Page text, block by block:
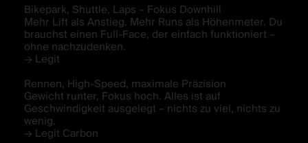
Bikepark, Shuttle, Laps – Fokus Downhill
Mehr Lift als Anstieg. Mehr Runs als Höhenmeter. Du
brauchst einen Full-Face, der einfach funktioniert –
ohne nachzudenken.
→ Legit
Rennen, High-Speed, maximale Präzision
Gewicht runter, Fokus hoch. Alles ist auf
Geschwindigkeit ausgelegt – nichts zu viel, nichts zu
wenig.
→ Legit Carbon